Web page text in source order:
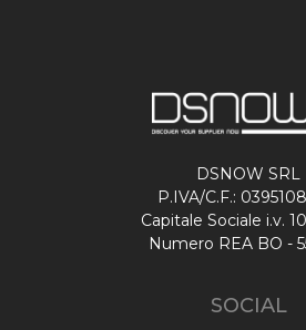
DSNOW SRL
P.IVA/C.F.:
Capitale Sociale i.v.
Numero REA BO -
SOCIAL